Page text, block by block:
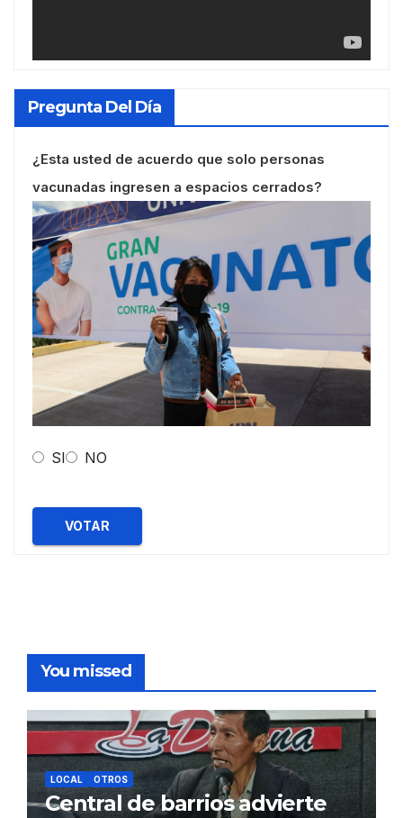
Pregunta Del Día
¿Esta usted de acuerdo que solo personas
vacunadas ingresen a espacios cerrados?
SI NO
VOTAR
You missed
LOCAL OTROS
Central de barrios advierte